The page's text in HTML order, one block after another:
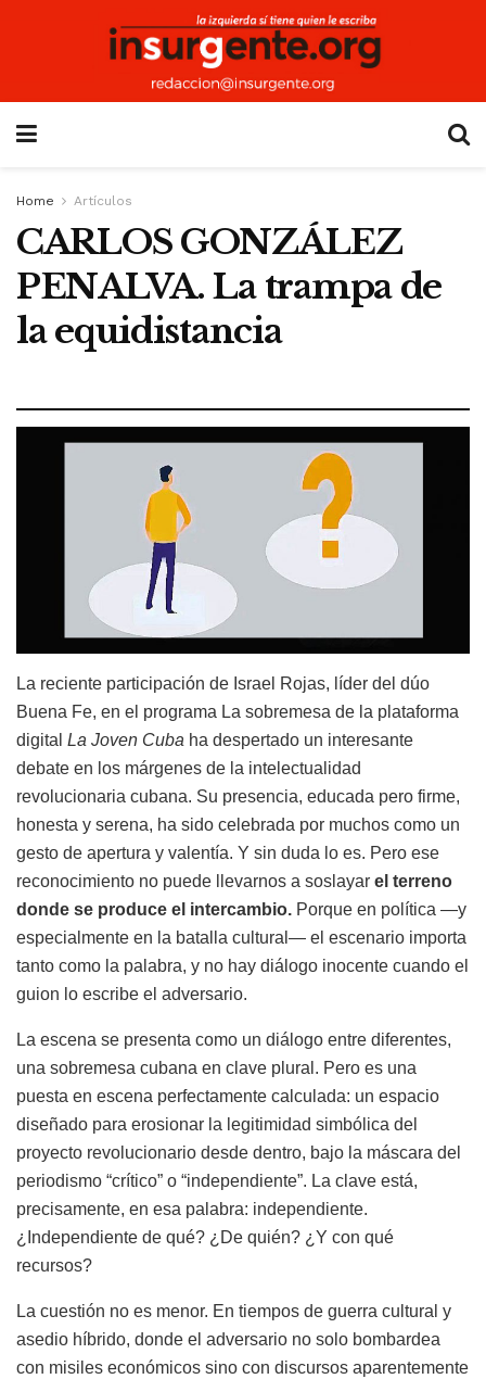
Home Artículos
CARLOS GONZÁLEZ
PENALVA. La trampa de
la equidistancia
La reciente participación de Israel Rojas, líder del dúo
Buena Fe, en el programa La sobremesa de la plataforma
digital La Joven Cuba ha despertado un interesante
debate en los márgenes de la intelectualidad
revolucionaria cubana. Su presencia, educada pero firme,
honesta y serena, ha sido celebrada por muchos como un
gesto de apertura y valentía. Y sin duda lo es. Pero ese
reconocimiento no puede llevarnos a soslayar el terreno
donde se produce el intercambio. Porque en política —y
especialmente en la batalla cultural— el escenario importa
tanto como la palabra, y no hay diálogo inocente cuando el
guion lo escribe el adversario.
La escena se presenta como un diálogo entre diferentes,
una sobremesa cubana en clave plural. Pero es una
puesta en escena perfectamente calculada: un espacio
diseñado para erosionar la legitimidad simbólica del
proyecto revolucionario desde dentro, bajo la máscara del
periodismo “crítico” o “independiente”. La clave está,
precisamente, en esa palabra: independiente.
¿Independiente de qué? ¿De quién? ¿Y con qué
recursos?
La cuestión no es menor. En tiempos de guerra cultural y
asedio híbrido, donde el adversario no solo bombardea
con misiles económicos sino con discursos aparentemente